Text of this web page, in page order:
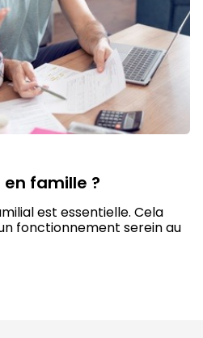
famille ?
est essentielle. Cela
fonctionnement serein au